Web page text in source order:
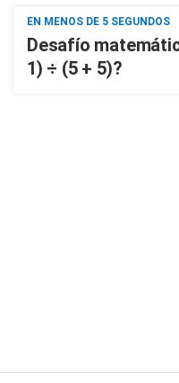
EN MENOS DE 5 SEGUNDOS
Desafío
1) ÷ (5 + 5)?